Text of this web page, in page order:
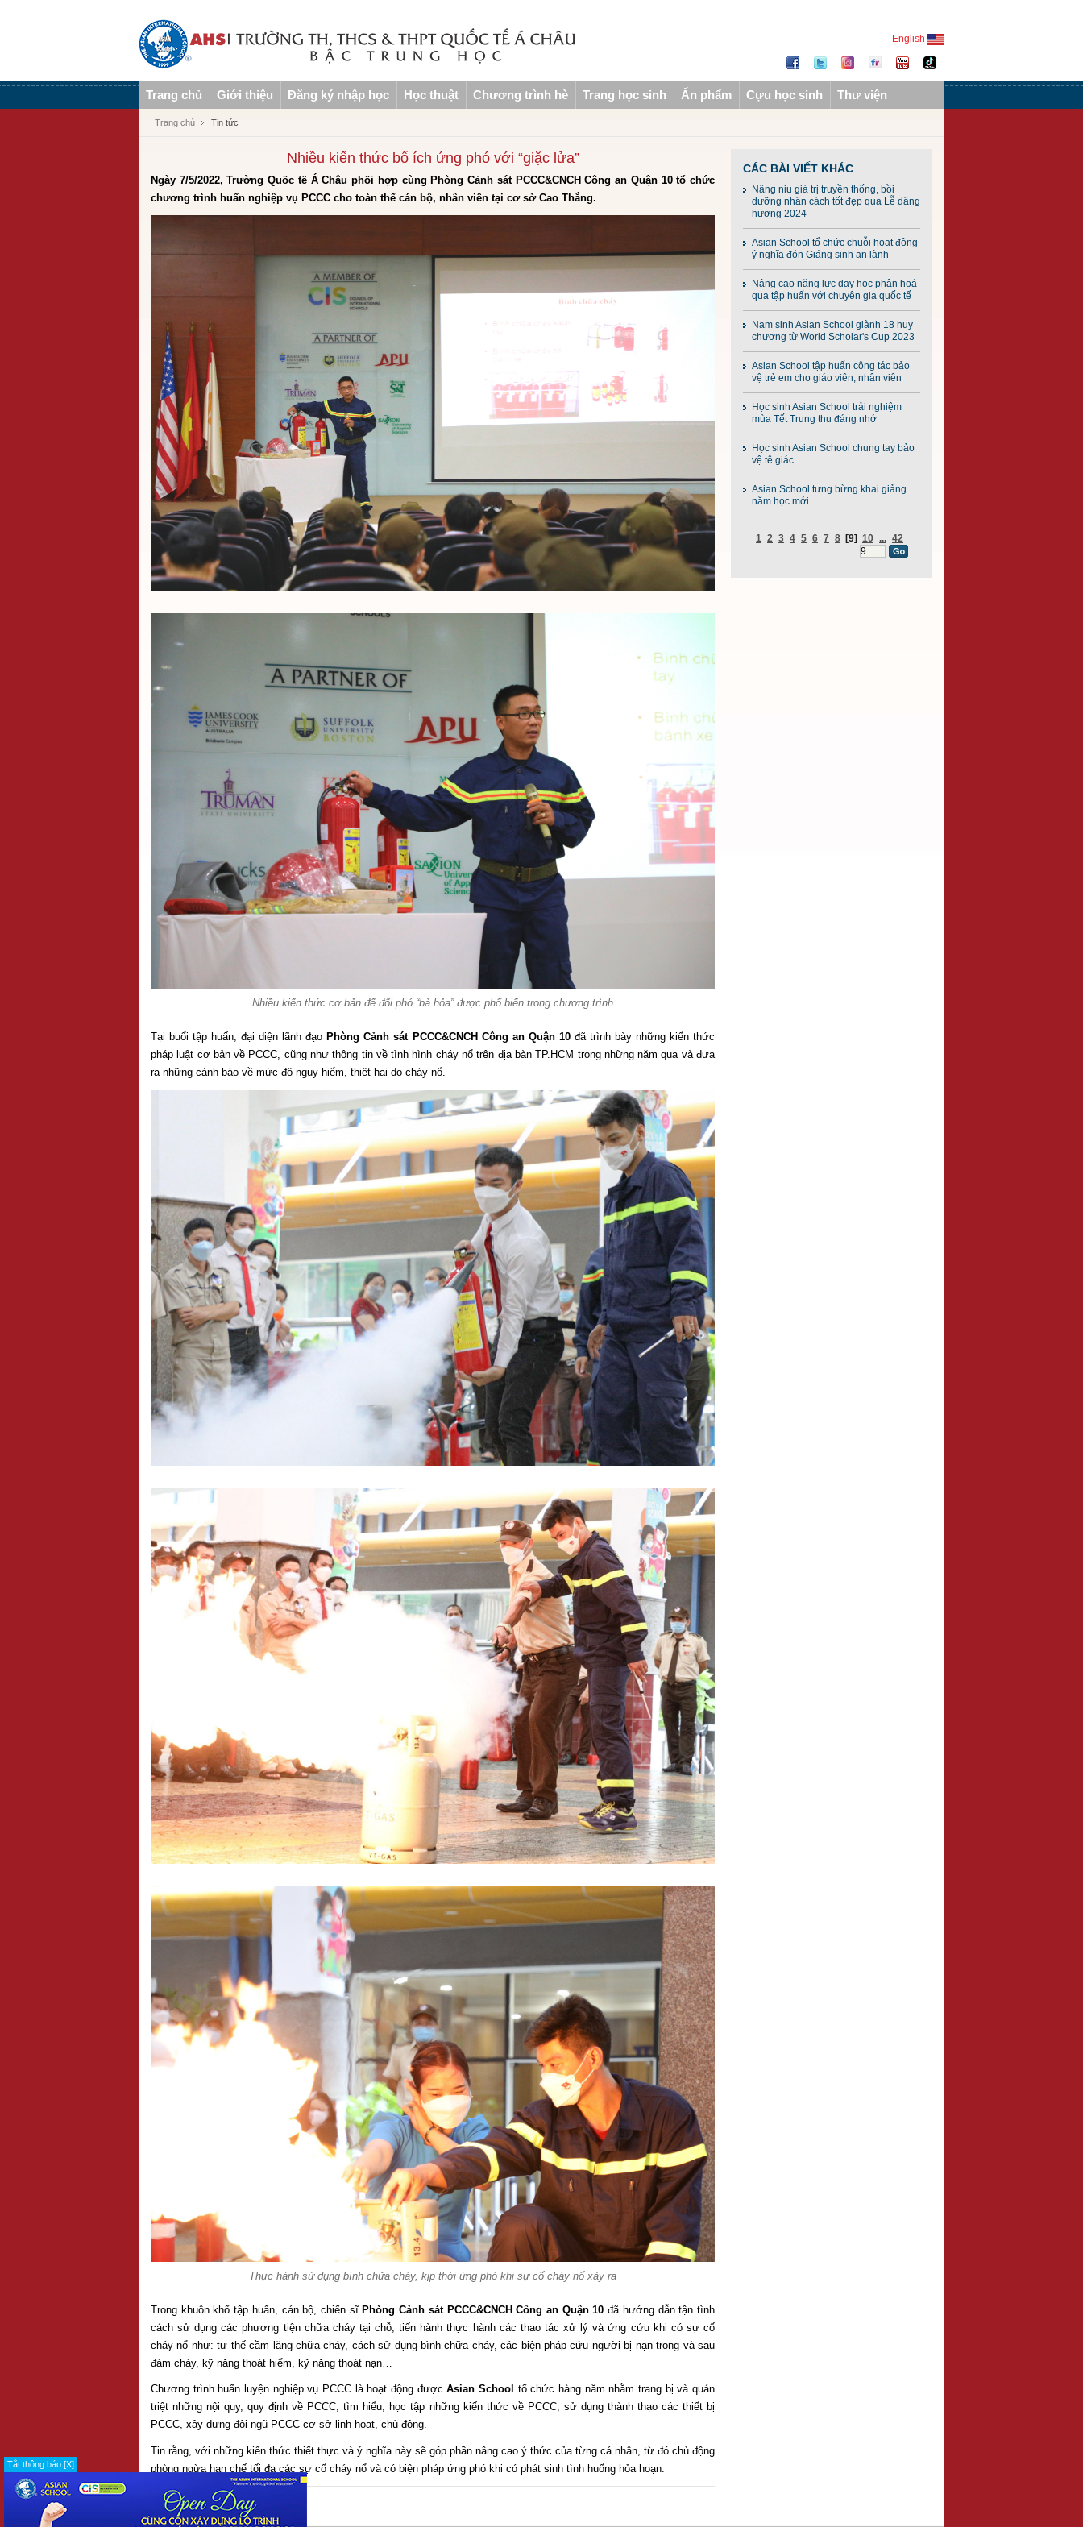
English
Tắt thông báo [X]
Trang chủ Giới thiệu Đăng ký nhập học Học thuật Chương trình hè Trang học sinh Ấn phẩm Cựu học sinh Thư viện
Trang chủ Tin tức
Nhiều kiến thức bổ ích ứng phó với “giặc lửa”
Ngày 7/5/2022, Trường Quốc tế Á Châu phối hợp cùng Phòng Cảnh sát PCCC&CNCH Công an Quận 10 tổ chức
chương trình huấn nghiệp vụ PCCC cho toàn thể cán bộ, nhân viên tại cơ sở Cao Thắng.
Nhiều kiến thức cơ bản để đối phó “bà hỏa” được phổ biến trong chương trình
Tại buổi tập huấn, đại diện lãnh đạo Phòng Cảnh sát PCCC&CNCH Công an Quận 10đã trình bày những kiến thức
pháp luật cơ bản về PCCC, cũng như thông tin về tình hình cháy nổ trên địa bàn TP.HCM trong những năm qua và đưa
ra những cảnh báo về mức độ nguy hiểm, thiệt hại do cháy nổ.
Thực hành sử dụng bình chữa cháy, kịp thời ứng phó khi sự cố cháy nổ xảy ra
Trong khuôn khổ tập huấn, cán bộ, chiến sĩ Phòng Cảnh sát PCCC&CNCH Công an Quận 10 đã hướng dẫn tận tình
cách sử dụng các phương tiện chữa cháy tại chỗ, tiến hành thực hành các thao tác xử lý và ứng cứu khi có sự cố
cháy nổ như: tư thế cầm lăng chữa cháy, cách sử dụng bình chữa cháy, các biện pháp cứu người bị nạn trong và sau
đám cháy, kỹ năng thoát hiểm, kỹ năng thoát nạn…
Chương trình huấn luyện nghiệp vụ PCCC là hoạt động đượcAsian School tổ chức hàng năm nhằm trang bị và quán
triệt những nội quy, quy định về PCCC, tìm hiểu, học tập những kiến thức về PCCC, sử dụng thành thạo các thiết bị
PCCC, xây dựng đội ngũ PCCC cơ sở linh hoạt, chủ động.
Tin rằng, với những kiến thức thiết thực và ý nghĩa này sẽ góp phần nâng cao ý thức của từng cá nhân, từ đó chủ động
phòng ngừa hạn chế tối đa các sự cố cháy nổ và có biện pháp ứng phó khi có phát sinh tình huống hỏa hoạn.
IN GỬI BẠN BÈ
CÁC BÀI VIẾT KHÁC
Nâng niu giá trị truyền thống, bồi
dưỡng nhân cách tốt đẹp qua Lễ dâng
hương 2024
Asian School tổ chức chuỗi hoạt động
ý nghĩa đón Giáng sinh an lành
Nâng cao năng lực dạy học phân hoá
qua tập huấn với chuyên gia quốc tế
Nam sinh Asian School giành 18 huy
chương từ World Scholar's Cup 2023
Asian School tập huấn công tác bảo
vệ trẻ em cho giáo viên, nhân viên
Học sinh Asian School trải nghiệm
mùa Tết Trung thu đáng nhớ
Học sinh Asian School chung tay bảo
vệ tê giác
Asian School tưng bừng khai giảng
năm học mới
1 2 3 4 5 6 7 8 [9] 10 ... 42